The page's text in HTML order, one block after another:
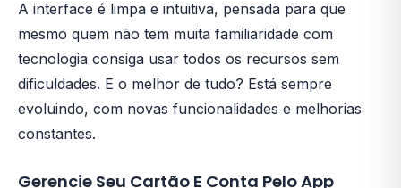
A interface é limpa e intuitiva, pensada para que
mesmo quem não tem muita familiaridade com
tecnologia consiga usar todos os recursos sem
dificuldades. E o melhor de tudo? Está sempre
evoluindo, com novas funcionalidades e melhorias
constantes.
Gerencie Seu Cartão E Conta Pelo App